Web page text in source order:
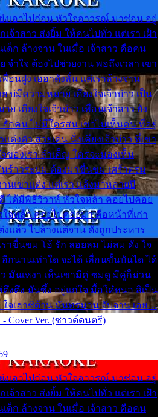
งเอาไปก่อน หัวใจอาวรณ์ มาซ่อน อยู่
จ้าสาว ส่งยิ้ม ให้คนไปทั่ว แต่เรา เฝ้า
ด็ก ล้างจาน ในเมื่อ เจ้าสาว คือคน
จำใจ ต้องไปช่วยงาน พอถึงเวลา เขา
อนฝูง เฮฮาดังลั่น แต่เราล้างจาน
บ่มีความหมาย เคียงใจเจ้าบ่าว เป็น
เคียงใจเจ้าบ่าว เพื่อนเจ้าสาว ยัง
กคน ไม่มีใครสน เขาไม่เห็นคน ที่อยู่
ต่งตัว สวยเด่น นั่งเคียงเจ้าบ่าว ที่เขา
ของเรา ลำเค็ญ ใครจะมองเห็น
นร้าวระบม ต้องมาขื่นขม เศร้าตรม
นเขาแต่ง แต่เรา แล้งมาหลายปี
ได้มีพิธีวิวาห์ หัวใจหล้า คอยไปคอย
จหล้า คอยไปคอยมา คือหน้าที่เก่า
งแล้ว ไปล้างแต่จาน ดั่งถูกประหาร
ราขื่นขม โอ้ รัก ลอยลม ไม่สม ดัง ใจ
กนานเท่าใด จะได้ เลื่อนขั้นบันได ได้
ว มันเหงา เห็นเขามีคู่ ซมดู มีคู่ก็ม่วน
ตึงตึง มันซึ้ง อยู่แก่ใจ มื้อใด๋หนอ สิเป็น
ใจเฮาซิด้าน มันทรมาน จับจาน เอย…
Cover Ver. (ซาวด์ดนตรี)
งเอาไปก่อน หัวใจอาวรณ์ มาซ่อน อยู่
จ้าสาว ส่งยิ้ม ให้คนไปทั่ว แต่เรา เฝ้า
ด็ก ล้างจาน ในเมื่อ เจ้าสาว คือคน